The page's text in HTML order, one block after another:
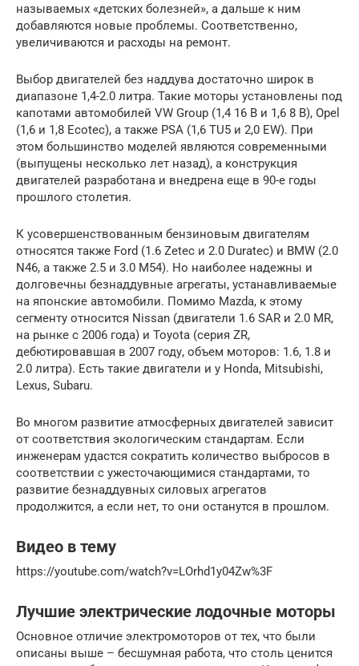
называемых «детских болезней», а дальше к ним
добавляются новые проблемы. Соответственно,
увеличиваются и расходы на ремонт.
Выбор двигателей без наддува достаточно широк в
диапазоне 1,4-2.0 литра. Такие моторы установлены под
капотами автомобилей VW Group (1,4 16 В и 1,6 8 В), Opel
(1,6 и 1,8 Ecotec), а также PSA (1,6 TU5 и 2,0 EW). При
этом большинство моделей являются современными
(выпущены несколько лет назад), а конструкция
двигателей разработана и внедрена еще в 90-е годы
прошлого столетия.
К усовершенствованным бензиновым двигателям
относятся также Ford (1.6 Zetec и 2.0 Duratec) и BMW (2.0
N46, а также 2.5 и 3.0 M54). Но наиболее надежны и
долговечны безнаддувные агрегаты, устанавливаемые
на японские автомобили. Помимо Mazda, к этому
сегменту относится Nissan (двигатели 1.6 SAR и 2.0 MR,
на рынке с 2006 года) и Toyota (серия ZR,
дебютировавшая в 2007 году, объем моторов: 1.6, 1.8 и
2.0 литра). Есть такие двигатели и у Honda, Mitsubishi,
Lexus, Subaru.
Во многом развитие атмосферных двигателей зависит
от соответствия экологическим стандартам. Если
инженерам удастся сократить количество выбросов в
соответствии с ужесточающимися стандартами, то
развитие безнаддувных силовых агрегатов
продолжится, а если нет, то они останутся в прошлом.
Видео в тему
https://youtube.com/watch?v=LOrhd1y04Zw%3F
Лучшие электрические лодочные моторы
Основное отличие электромоторов от тех, что были
описаны выше – бесшумная работа, что столь ценится